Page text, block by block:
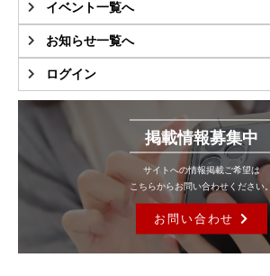
イベント一覧へ
お知らせ一覧へ
ログイン
掲載情報募集中
サイトへの情報掲載ご希望は
こちらからお問い合わせください。
お問い合わせ